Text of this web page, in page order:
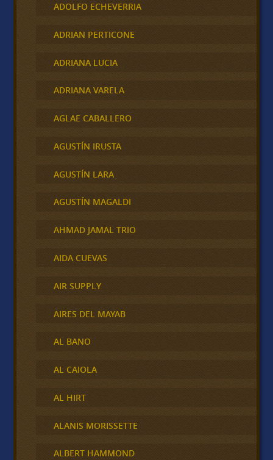
ADOLFO ECHEVERRIA
ADRIAN PERTICONE
ADRIANA LUCIA
ADRIANA VARELA
AGLAE CABALLERO
AGUSTÍN IRUSTA
AGUSTÍN LARA
AGUSTÍN MAGALDI
AHMAD JAMAL TRIO
AIDA CUEVAS
AIR SUPPLY
AIRES DEL MAYAB
AL BANO
AL CAIOLA
AL HIRT
ALANIS MORISSETTE
ALBERT HAMMOND